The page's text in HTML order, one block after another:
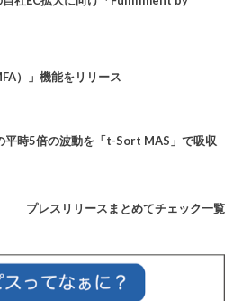
）」機能をリリース
平時5倍の波動を「t-Sort MAS」で吸収
プレスリリースまとめてチェック一覧